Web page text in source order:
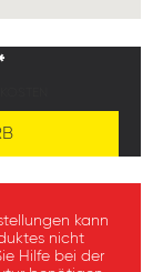
kann
nicht
Hilfe bei der